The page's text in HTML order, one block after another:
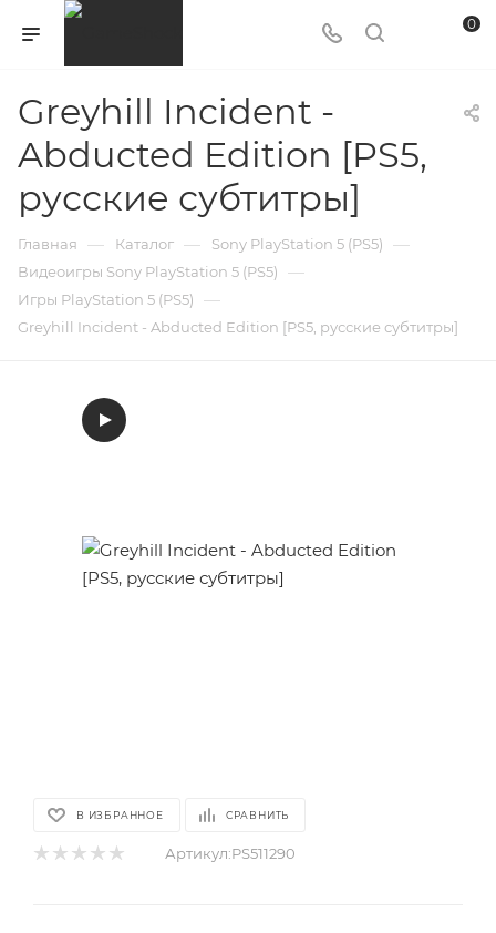
0
Greyhill Incident -
Abducted Edition [PS5,
русские субтитры]
Главная — Каталог — Sony PlayStation 5 (PS5) —
Видеоигры Sony PlayStation 5 (PS5) —
Игры PlayStation 5 (PS5) —
Greyhill Incident - Abducted Edition [PS5, русские субтитры]
В ИЗБРАННОЕ СРАВНИТЬ
Артикул:PS511290